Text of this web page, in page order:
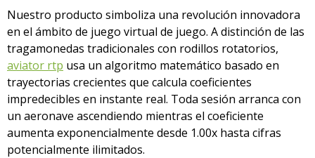
Nuestro producto simboliza una revolución innovadora
en el ámbito de juego virtual de juego. A distinción de las
tragamonedas tradicionales con rodillos rotatorios,
aviator rtp usa un algoritmo matemático basado en
trayectorias crecientes que calcula coeficientes
impredecibles en instante real. Toda sesión arranca con
un aeronave ascendiendo mientras el coeficiente
aumenta exponencialmente desde 1.00x hasta cifras
potencialmente ilimitados.